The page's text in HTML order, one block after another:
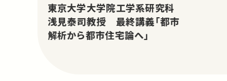
東京大学大学院工学系研究科
浅見泰司教授 最終講義「都市
解析から都市住宅論へ」